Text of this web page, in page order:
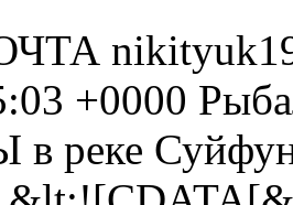
+0000
реке Суйфун